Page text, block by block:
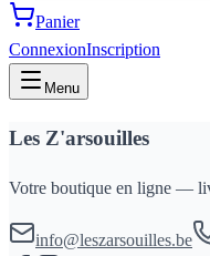
Panier
ConnexionInscription
Menu
Les Z'arsouilles
Votre boutique en ligne —
info@leszarsouilles.be